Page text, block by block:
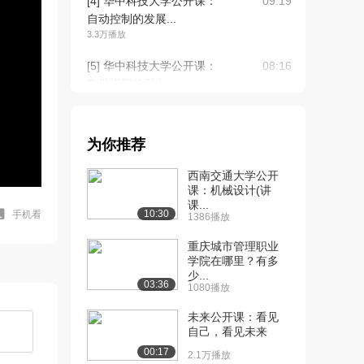
手机看
自动控制的发展...
3.3万播放
[5] 华中科技大学公开课：
08:16
微积分方程模型
[7] 华中科技大学公开课：
非线性微积分方...
13:20
[8] 华中科技大学公开课：
控制系统的传递...
19:46
[9] 华中科技大学公开课：
典型环节的传递...
2.6万播放
08:55
为你推荐
10:30
西南交通大学公开
课：机械设计(讲
课...
1386播放
03:36
重庆城市管理职业
学院在哪里？有多
少...
1080播放
00:17
未来公开课：看见
自己，看见未来
2.1万播放